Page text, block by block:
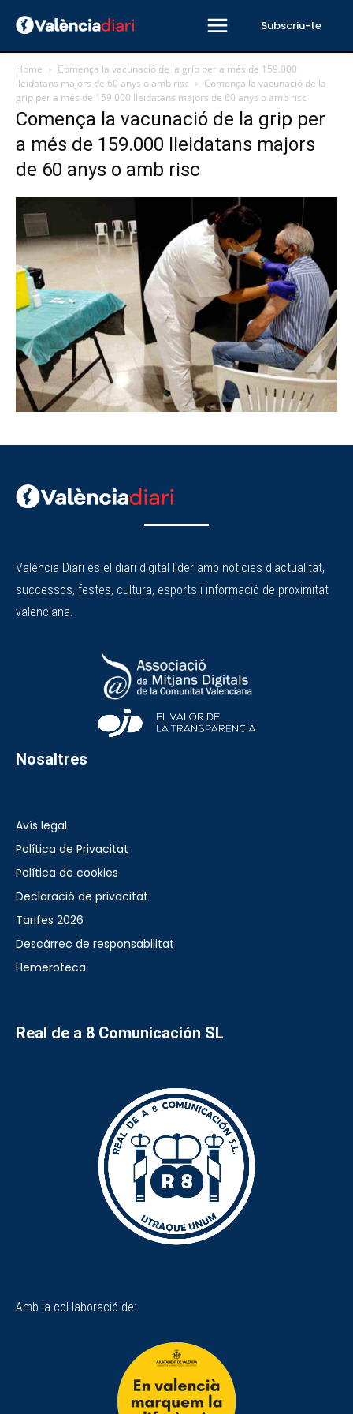
Subscriu-te
Home
Comença la vacunació de la grip per a més de 159.000
lleidatans majors de 60 anys o amb risc
Comença la vacunació de la
grip per a més de 159.000 lleidatans majors de 60 anys o amb risc
Comença la vacunació de la grip per
a més de 159.000 lleidatans majors
de 60 anys o amb risc
València Diari és el diari digital líder amb notícies d'actualitat,
successos, festes, cultura, esports i informació de proximitat
valenciana.
Nosaltres
Avís legal
Política de Privacitat
Política de cookies
Declaració de privacitat
Tarifes 2026
Descàrrec de responsabilitat
Hemeroteca
Real de a 8 Comunicación SL
Amb la col·laboració de: